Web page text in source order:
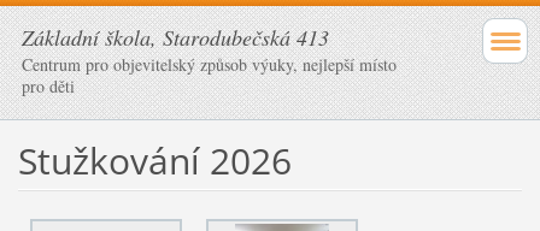
Základní škola, Starodubečská 413
Centrum pro objevitelský způsob výuky, nejlepší místo
pro děti
Stužkování 2026